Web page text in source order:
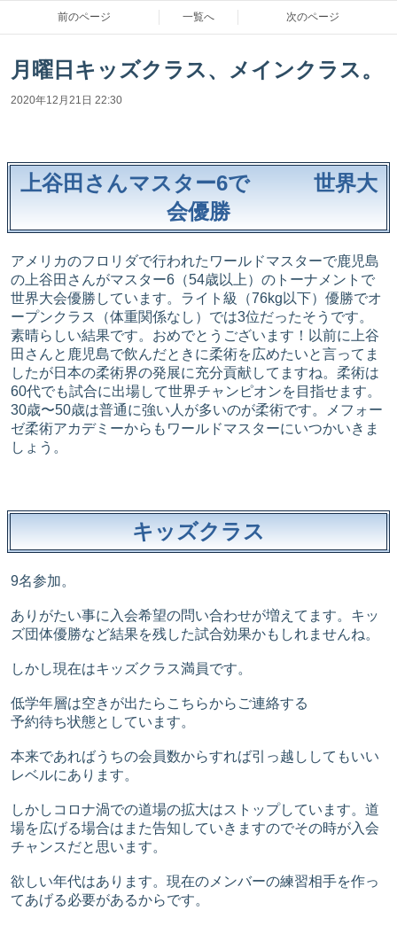
前のページ 一覧へ 次のページ
月曜日キッズクラス、メインクラス。
2020年12月21日 22:30
上谷田さんマスター6で 世界大
会優勝
アメリカのフロリダで行われたワールドマスターで鹿児島
の上谷田さんがマスター6（54歳以上）のトーナメントで
世界大会優勝しています。ライト級（76kg以下）優勝でオ
ープンクラス（体重関係なし）では3位だったそうです。
素晴らしい結果です。おめでとうございます！以前に上谷
田さんと鹿児島で飲んだときに柔術を広めたいと言ってま
したが日本の柔術界の発展に充分貢献してますね。柔術は
60代でも試合に出場して世界チャンピオンを目指せます。
30歳〜50歳は普通に強い人が多いのが柔術です。メフォー
ゼ柔術アカデミーからもワールドマスターにいつかいきま
しょう。
キッズクラス
9名参加。
ありがたい事に入会希望の問い合わせが増えてます。キッ
ズ団体優勝など結果を残した試合効果かもしれませんね。
しかし現在はキッズクラス満員です。
低学年層は空きが出たらこちらからご連絡する
予約待ち状態としています。
本来であればうちの会員数からすれば引っ越ししてもいい
レベルにあります。
しかしコロナ渦での道場の拡大はストップしています。道
場を広げる場合はまた告知していきますのでその時が入会
チャンスだと思います。
欲しい年代はあります。現在のメンバーの練習相手を作っ
てあげる必要があるからです。